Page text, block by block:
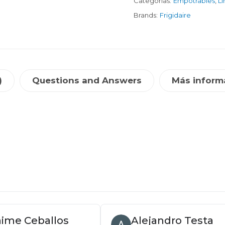
Brands: Frigidaire
Questions and Answers Más
Ceballos Alejandro Testa